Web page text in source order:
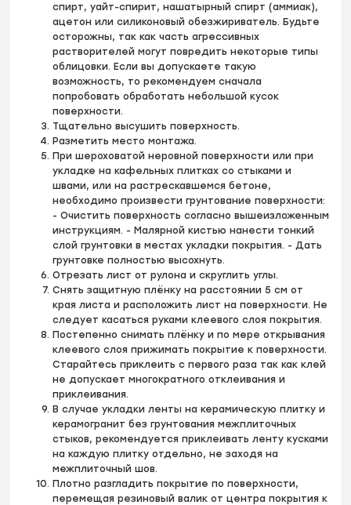
спирт, уайт-спирит, нашатырный спирт (аммиак),
ацетон или силиконовый обезжириватель. Будьте
осторожны, так как часть агрессивных
растворителей могут повредить некоторые типы
облицовки. Если вы допускаете такую
возможность, то рекомендуем сначала
попробовать обработать небольшой кусок
поверхности.
Тщательно высушить поверхность.
Разметить место монтажа.
При шероховатой неровной поверхности или при
укладке на кафельных плитках со стыками и
швами, или на растрескавшемся бетоне,
необходимо произвести грунтование поверхности:
- Очистить поверхность согласно вышеизложенным
инструкциям. - Малярной кистью нанести тонкий
слой грунтовки в местах укладки покрытия. - Дать
грунтовке полностью высохнуть.
Отрезать лист от рулона и скруглить углы.
Снять защитную плёнку на расстоянии 5 см от
края листа и расположить лист на поверхности. Не
следует касаться руками клеевого слоя покрытия.
Постепенно снимать плёнку и по мере открывания
клеевого слоя прижимать покрытие к поверхности.
Старайтесь приклеить с первого раза так как клей
не допускает многократного отклеивания и
приклеивания.
В случае укладки ленты на керамическую плитку и
керамогранит без грунтования межплиточных
стыков, рекомендуется приклеивать ленту кусками
на каждую плитку отдельно, не заходя на
межплиточный шов.
Плотно разгладить покрытие по поверхности,
перемещая резиновый валик от центра покрытия к